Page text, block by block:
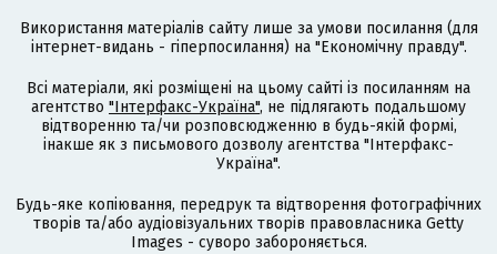
Використання матеріалів сайту лише за умови посилання (для
інтернет-видань - гіперпосилання) на "Економічну правду".
Всі матеріали, які розміщені на цьому сайті із посиланням на
агентство "Інтерфакс-Україна", не підлягають подальшому
відтворенню та/чи розповсюдженню в будь-якій формі,
інакше як з письмового дозволу агентства "Інтерфакс-
Україна".
Будь-яке копіювання, передрук та відтворення фотографічних
творів та/або аудіовізуальних творів правовласника Getty
Images - суворо забороняється.